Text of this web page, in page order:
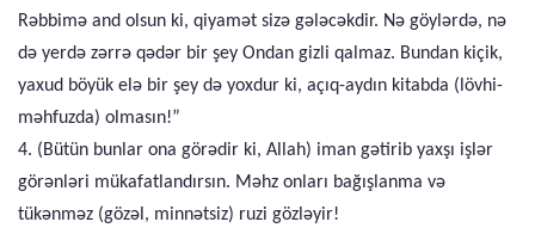
Rəbbimə and olsun ki, qiyamət sizə gələcəkdir. Nə göylərdə, nə
də yerdə zərrə qədər bir şey Ondan gizli qalmaz. Bundan kiçik,
yaxud böyük elə bir şey də yoxdur ki, açıq-aydın kitabda (lövhi-
məhfuzda) olmasın!”
4. (Bütün bunlar ona görədir ki, Allah) iman gətirib yaxşı işlər
görənləri mükafatlandırsın. Məhz onları bağışlanma və
tükənməz (gözəl, minnətsiz) ruzi gözləyir!